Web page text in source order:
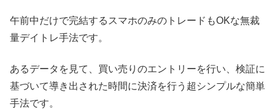
午前中だけで完結するスマホのみのトレードもOKな無裁
量デイトレ手法です。
あるデータを見て、買い売りのエントリーを行い、検証に
基づいて導き出された時間に決済を行う超シンプルな簡単
手法です。